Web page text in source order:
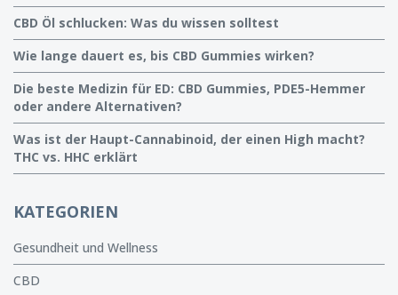
CBD Öl schlucken: Was du wissen solltest
Wie lange dauert es, bis CBD Gummies wirken?
Die beste Medizin für ED: CBD Gummies, PDE5-Hemmer
oder andere Alternativen?
Was ist der Haupt-Cannabinoid, der einen High macht?
THC vs. HHC erklärt
KATEGORIEN
Gesundheit und Wellness
CBD